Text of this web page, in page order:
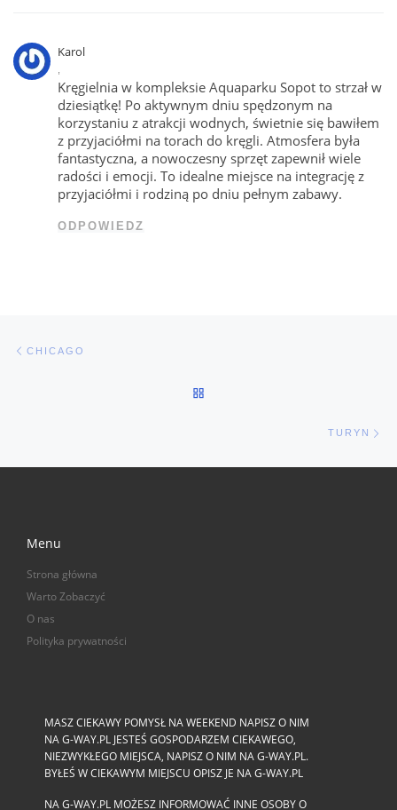
Karol
Kręgielnia w kompleksie Aquaparku Sopot to strzał w
dziesiątkę! Po aktywnym dniu spędzonym na
korzystaniu z atrakcji wodnych, świetnie się bawiłem
z przyjaciółmi na torach do kręgli. Atmosfera była
fantastyczna, a nowoczesny sprzęt zapewnił wiele
radości i emocji. To idealne miejsce na integrację z
przyjaciółmi i rodziną po dniu pełnym zabawy.
ODPOWIEDZ
Nawigacja wpisu
CHICAGO
TURYN
Menu
Strona główna
Warto Zobaczyć
O nas
Polityka prywatności
MASZ CIEKAWY POMYSŁ NA WEEKEND NAPISZ O NIM
NA G-WAY.PL JESTEŚ GOSPODARZEM CIEKAWEGO,
NIEZWYKŁEGO MIEJSCA, NAPISZ O NIM NA G-WAY.PL.
BYŁEŚ W CIEKAWYM MIEJSCU OPISZ JE NA G-WAY.PL
NA G-WAY.PL MOŻESZ INFORMOWAĆ INNE OSOBY O